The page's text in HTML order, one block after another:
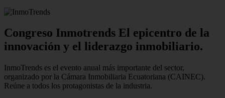
Congreso Inmotrends El epicentro de la
innovación y el liderazgo inmobiliario.
InmoTrends es el evento anual más importante del sector,
organizado por la Cámara Inmobiliaria Ecuatoriana (CAINEC).
Reúne a todos los protagonistas de la industria.